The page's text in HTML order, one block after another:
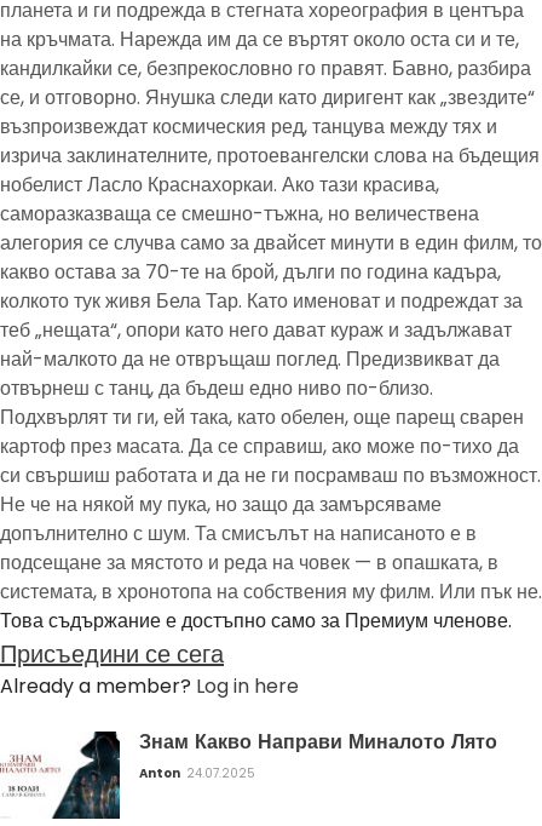
планета и ги подрежда в стегната хореография в центъра
на кръчмата. Нарежда им да се въртят около оста си и те,
кандилкайки се, безпрекословно го правят. Бавно, разбира
се, и отговорно. Янушка следи като диригент как „звездите“
възпроизвеждат космическия ред, танцува между тях и
изрича заклинателните, протоевангелски слова на бъдещия
нобелист Ласло Краснахоркаи. Ако тази красива,
саморазказваща се смешно-тъжна, но величествена
алегория се случва само за двайсет минути в един филм, то
какво остава за 70-те на брой, дълги по година кадъра,
колкото тук живя Бела Тар. Като именоват и подреждат за
теб „нещата“, опори като него дават кураж и задължават
най-малкото да не отвръщаш поглед. Предизвикват да
отвърнеш с танц, да бъдеш едно ниво по-близо.
Подхвърлят ти ги, ей така, като обелен, още парещ сварен
картоф през масата. Да се справиш, ако може по-тихо да
си свършиш работата и да не ги посрамваш по възможност.
Не че на някой му пука, но защо да замърсяваме
допълнително с шум. Та смисълът на написаното е в
подсещане за мястото и реда на човек — в опашката, в
системата, в хронотопа на собствения му филм. Или пък не.
Това съдържание е достъпно само за Премиум членове.
Присъедини се сега
Already a member? Log in here
Знам Какво Направи Миналото Лято
Anton 24.07.2025